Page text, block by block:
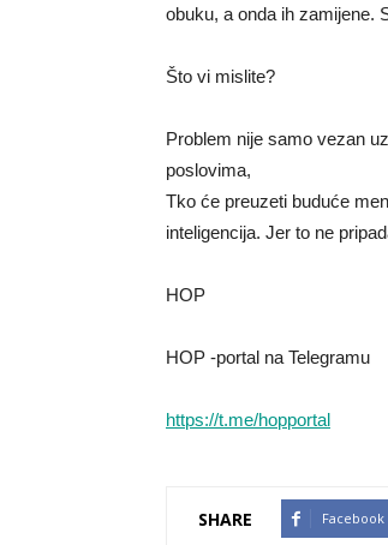
obuku, a onda ih zamijene.
Što vi mislite?
Problem nije samo vezan
poslovima,
Tko će preuzeti buduće
inteligencija. Jer to ne
HOP
HOP -portal na Telegramu
https://t.me/hopportal
SHARE Facebook